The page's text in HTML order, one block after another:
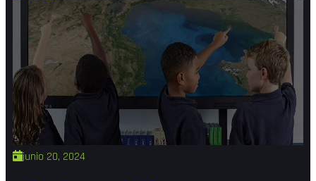
junio 20, 2024